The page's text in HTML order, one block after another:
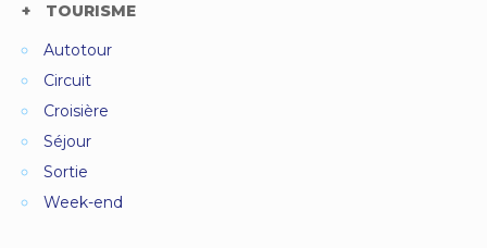
TOURISME
Autotour
Circuit
Croisière
Séjour
Sortie
Week-end